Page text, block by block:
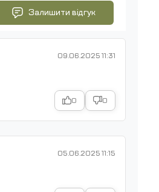
Залишити відгук
09.06.2025 11:31
0 0
05.06.2025 11:15